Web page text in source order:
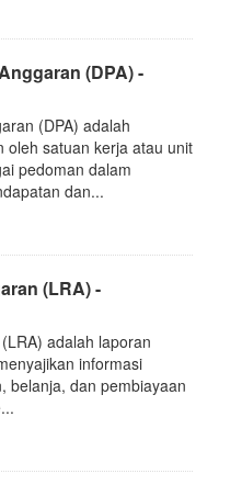
(DPA) -
(DPA) adalah
oleh satuan kerja atau unit
pedoman dalam
dan...
(LRA) -
adalah laporan
informasi
belanja, dan pembiayaan